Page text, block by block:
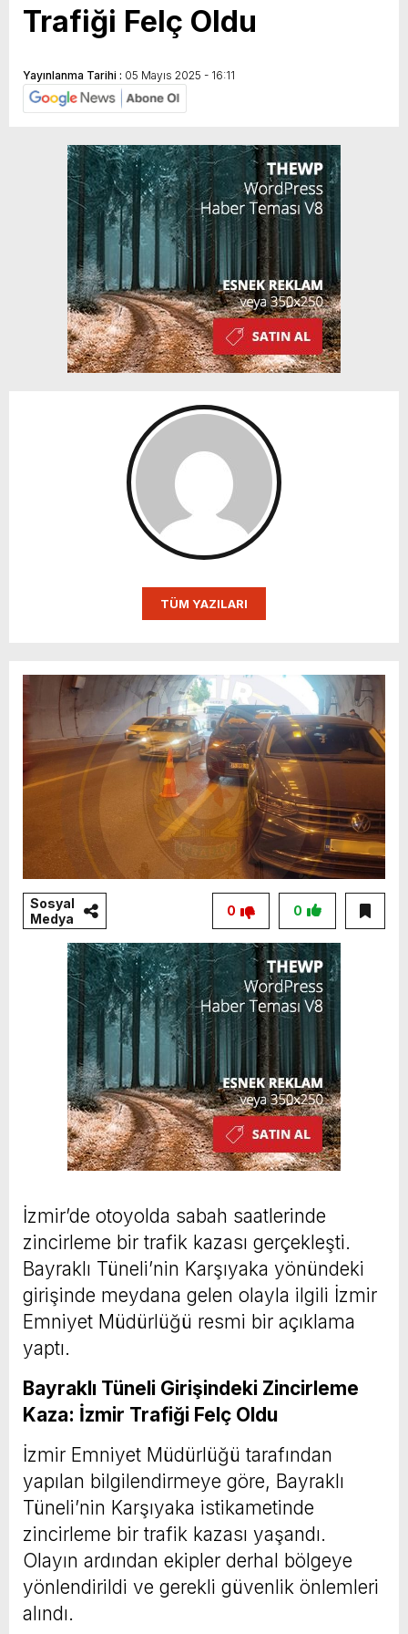
Trafiği Felç Oldu
Yayınlanma Tarihi : 05 Mayıs 2025 - 16:11
TÜM YAZILARI
Sosyal
Medya
0
0
İzmir’de otoyolda sabah saatlerinde
zincirleme bir trafik kazası gerçekleşti.
Bayraklı Tüneli’nin Karşıyaka yönündeki
girişinde meydana gelen olayla ilgili İzmir
Emniyet Müdürlüğü resmi bir açıklama
yaptı.
Bayraklı Tüneli Girişindeki Zincirleme
Kaza: İzmir Trafiği Felç Oldu
İzmir Emniyet Müdürlüğü tarafından
yapılan bilgilendirmeye göre, Bayraklı
Tüneli’nin Karşıyaka istikametinde
zincirleme bir trafik kazası yaşandı.
Olayın ardından ekipler derhal bölgeye
yönlendirildi ve gerekli güvenlik önlemleri
alındı.